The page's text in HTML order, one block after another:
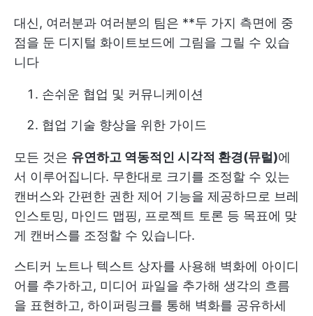
대신, 여러분과 여러분의 팀은 **두 가지 측면에 중
점을 둔 디지털 화이트보드에 그림을 그릴 수 있습
니다
손쉬운 협업 및 커뮤니케이션
협업 기술 향상을 위한 가이드
모든 것은 유연하고 역동적인 시각적 환경(뮤럴)에
서 이루어집니다. 무한대로 크기를 조정할 수 있는
캔버스와 간편한 권한 제어 기능을 제공하므로 브레
인스토밍, 마인드 맵핑, 프로젝트 토론 등 목표에 맞
게 캔버스를 조정할 수 있습니다.
스티커 노트나 텍스트 상자를 사용해 벽화에 아이디
어를 추가하고, 미디어 파일을 추가해 생각의 흐름
을 표현하고, 하이퍼링크를 통해 벽화를 공유하세